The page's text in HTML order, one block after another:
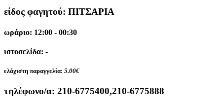
είδος φαγητού: ΠΙΤΣΑΡΙΑ
ωράριο: 12:00 - 00:30
ιστοσελίδα: -
ελάχιστη παραγγελία: 5.00€
τηλέφωνο/α: 210-6775400,210-6775888